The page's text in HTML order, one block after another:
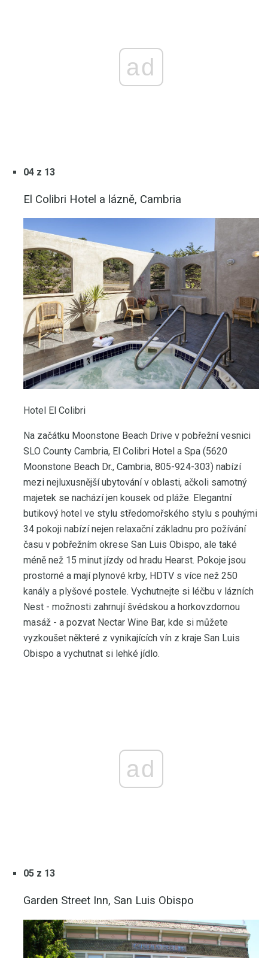
ad
04 z 13
El Colibri Hotel a lázně, Cambria
Hotel El Colibri
Na začátku Moonstone Beach Drive v pobřežní vesnici
SLO County Cambria, El Colibri Hotel a Spa (5620
Moonstone Beach Dr., Cambria, 805-924-303) nabízí
mezi nejluxusnější ubytování v oblasti, ačkoli samotný
majetek se nachází jen kousek od pláže. Elegantní
butikový hotel ve stylu středomořského stylu s pouhými
34 pokoji nabízí nejen relaxační základnu pro požívání
času v pobřežním okrese San Luis Obispo, ale také
méně než 15 minut jízdy od hradu Hearst. Pokoje jsou
prostorné a mají plynové krby, HDTV s více než 250
kanály a plyšové postele. Vychutnejte si léčbu v lázních
Nest - možnosti zahrnují švédskou a horkovzdornou
masáž - a pozvat Nectar Wine Bar, kde si můžete
vyzkoušet některé z vynikajících vín z kraje San Luis
Obispo a vychutnat si lehké jídlo.
ad
05 z 13
Garden Street Inn, San Luis Obispo